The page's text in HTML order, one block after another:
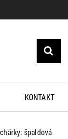
KONTAKT
špaldová